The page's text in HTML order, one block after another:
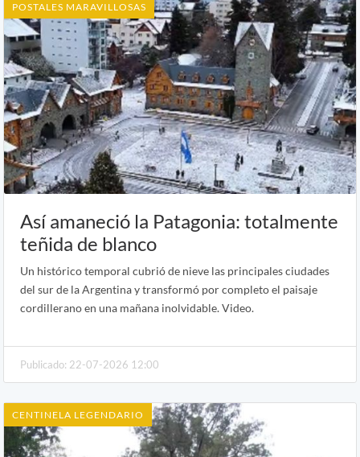
POSTALES MARAVILLOSAS
Así amaneció la Patagonia: totalmente
teñida de blanco
Un histórico temporal cubrió de nieve las principales ciudades
del sur de la Argentina y transformó por completo el paisaje
cordillerano en una mañana inolvidable. Video.
Publicado: 22-07-2026 12:00
CENTINELA LEGENDARIO